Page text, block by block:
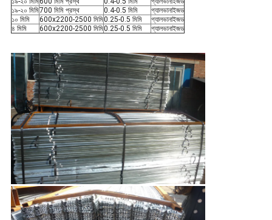
১৯-২০ মিমি700 মিমি প্রস্থ 0.4-0.5 মিমি
গ্যালভানাইজড
১০ মিমি
600x2200-2500 মিমি0.25-0.5 মিমি
গ্যালভানাইজড
৪ মিমি
600x2200-2500 মিমি0.25-0.5 মিমি গ্যালভানাইজড